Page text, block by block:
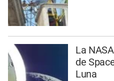
La
de
Luna